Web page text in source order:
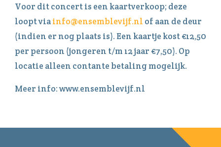
Voor dit concert is een kaartverkoop; deze
loopt viainfo@ensemblevijf.nl of aan de deur
(indien er nog plaats is). Een kaartje kost €12,50
per persoon (jongeren t/m 12 jaar €7,50). Op
locatie alleen contante betaling mogelijk.
Meer info: www.ensemblevijf.nl